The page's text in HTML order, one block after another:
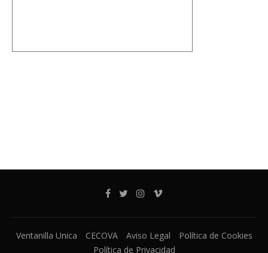
Ventanilla Unica CECOVA Aviso Legal
Política de Cookies
Política de Privacidad